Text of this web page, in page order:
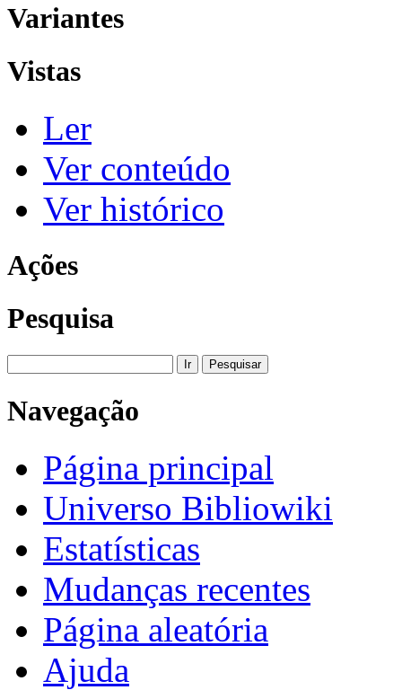
Variantes
Vistas
Ler
Ver conteúdo
Ver histórico
Ações
Pesquisa
Navegação
Página principal
Universo Bibliowiki
Estatísticas
Mudanças recentes
Página aleatória
Ajuda